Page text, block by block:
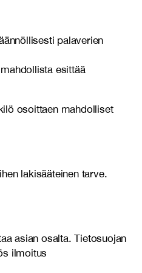
palaverien
esittää
osoittaen mahdolliset
lakisääteinen tarve.
asian osalta. Tietosuojan
ilmoitus